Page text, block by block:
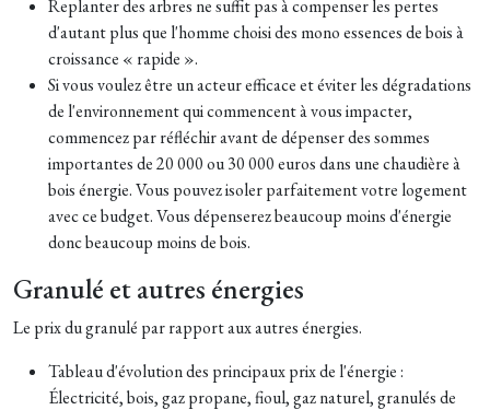
Replanter des arbres ne suffit pas à compenser les pertes
d'autant plus que l'homme choisi des mono essences de bois à
croissance « rapide ».
Si vous voulez être un acteur efficace et éviter les dégradations
de l'environnement qui commencent à vous impacter,
commencez par réfléchir avant de dépenser des sommes
importantes de 20 000 ou 30 000 euros dans une chaudière à
bois énergie. Vous pouvez isoler parfaitement votre logement
avec ce budget. Vous dépenserez beaucoup moins d'énergie
donc beaucoup moins de bois.
Granulé et autres énergies
Le prix du granulé par rapport aux autres énergies.
Tableau d'évolution des principaux prix de l'énergie :
Électricité, bois, gaz propane, fioul, gaz naturel, granulés de